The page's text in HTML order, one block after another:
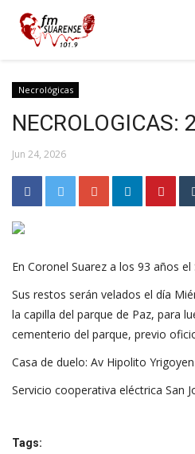
Necrológicas
NECROLOGICAS:
Jun 24, 2026
En Coronel Suarez a los 93 años
Sus restos serán velados el día
la capilla del parque de Paz, para
cementerio del parque, previo
Casa de duelo: Av Hipolito
Servicio cooperativa eléctrica San
Tags: